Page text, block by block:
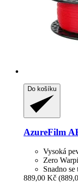
Do košíku
AzureFilm
Vysoká
Zero
Snadno se
889,00 Kč